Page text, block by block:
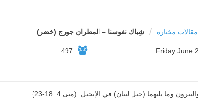
مقالات مختارة / شِباك نفوسنا – المطران جورج (خضر)
497
وما يليهما (جبل لبنان) في الإنجيل: (متى 4: 18-23)